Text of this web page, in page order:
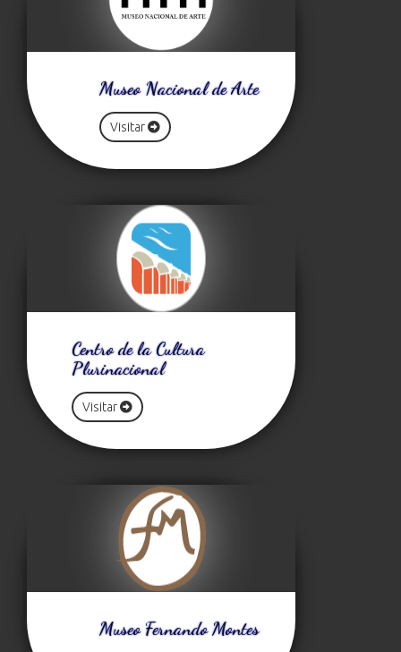
Museo Nacional de Arte
Visitar
Centro de la Cultura
Plurinacional
Visitar
Museo Fernando Montes